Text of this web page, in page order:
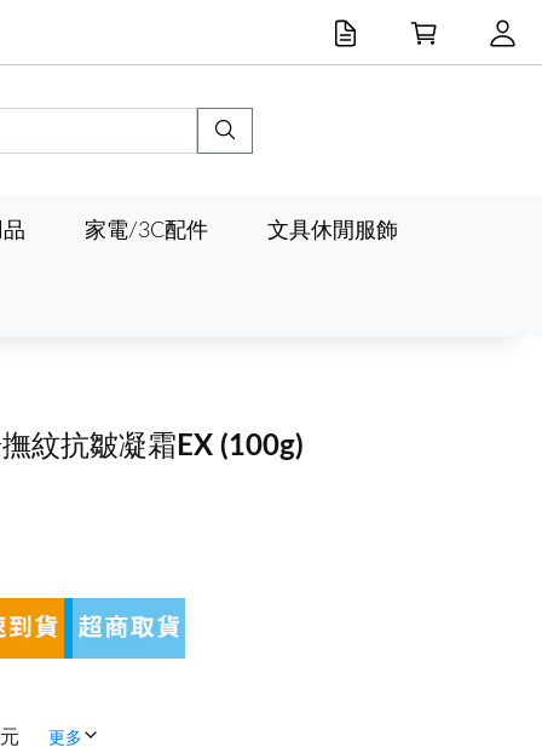
品 家電/3C配件 文具休閒服飾
紋抗皺凝霜EX (100g)
更多